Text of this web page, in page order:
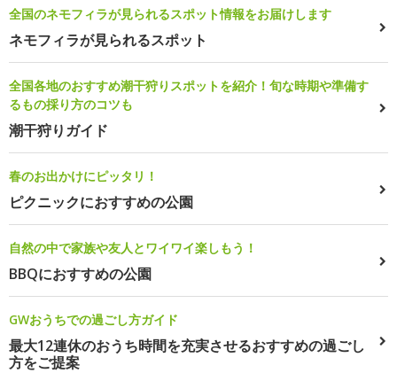
全国のネモフィラが見られるスポット情報をお届けします
ネモフィラが見られるスポット
全国各地のおすすめ潮干狩りスポットを紹介！旬な時期や準備す
るもの採り方のコツも
潮干狩りガイド
春のお出かけにピッタリ！
ピクニックにおすすめの公園
自然の中で家族や友人とワイワイ楽しもう！
BBQにおすすめの公園
GWおうちでの過ごし方ガイド
最大12連休のおうち時間を充実させるおすすめの過ごし
方をご提案